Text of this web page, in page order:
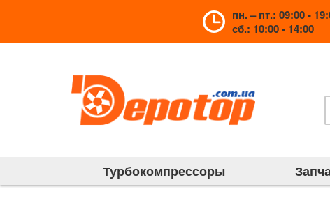
пн. – пт.: 09:00 -
сб.: 10:00 - 14:00
Турбокомпрессоры